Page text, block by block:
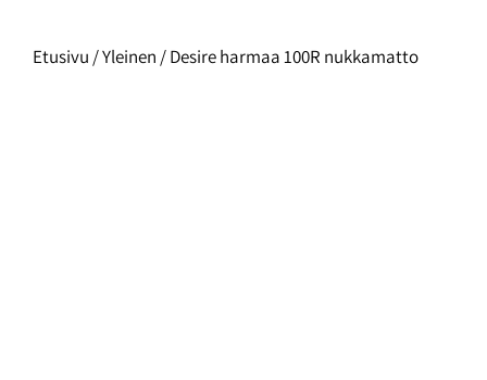
Etusivu /Yleinen / Desire harmaa 100R nukkamatto